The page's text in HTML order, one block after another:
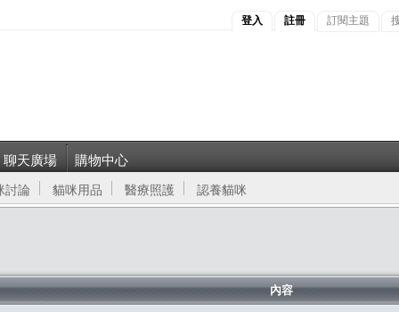
登入 註冊 訂閱主題
聊天廣場 購物中心
討論 貓咪用品 醫療照護 認養貓咪
內容